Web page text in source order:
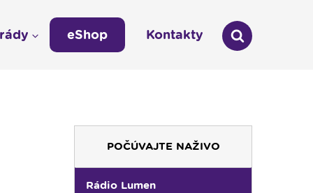
POČÚVAJTE NAŽIVO
Rádio Lumen
eShop Kontakty